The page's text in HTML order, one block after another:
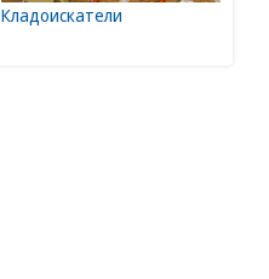
Кладоискатели